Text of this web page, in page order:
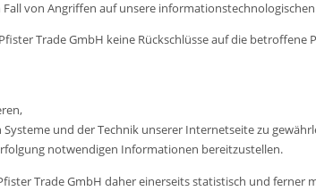
von Angriffen auf unsere
Trade GmbH keine Rückschlüsse auf die
und der Technik unserer Internetseite zu
notwendigen Informationen bereitzustellen.
Trade GmbH daher einerseits statistisch und ferner